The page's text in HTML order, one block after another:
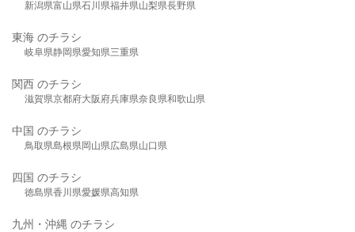
新潟県富山県石川県福井県山梨県長野県
東海 のチラシ
岐阜県静岡県愛知県三重県
関西 のチラシ
滋賀県京都府大阪府兵庫県奈良県和歌山県
中国 のチラシ
鳥取県島根県岡山県広島県山口県
四国 のチラシ
徳島県香川県愛媛県高知県
九州・沖縄 のチラシ